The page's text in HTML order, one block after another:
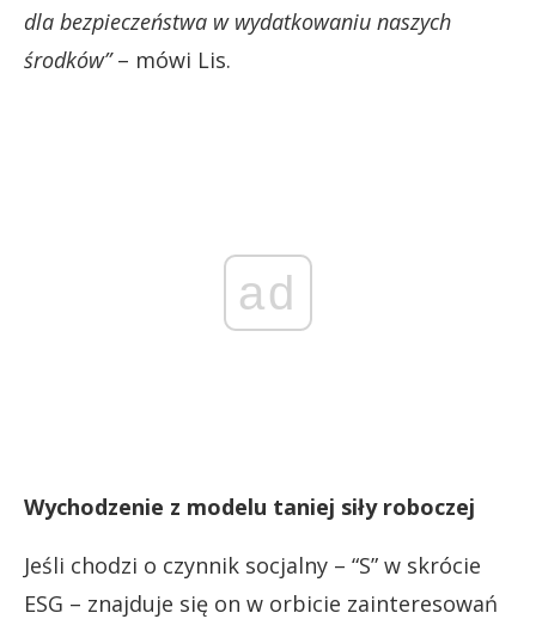
dla bezpieczeństwa w wydatkowaniu naszych
środków”– mówi Lis.
ad
Wychodzenie z modelu taniej siły roboczej
Jeśli chodzi o czynnik socjalny – “S” w skrócie
ESG – znajduje się on w orbicie zainteresowań